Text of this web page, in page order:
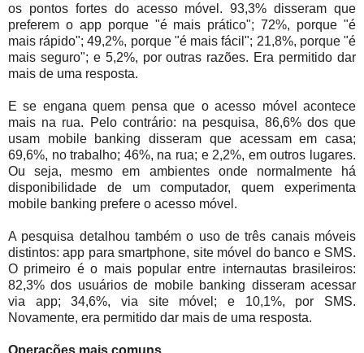
os pontos fortes do acesso móvel. 93,3% disseram que
preferem o app porque "é mais prático"; 72%, porque "é
mais rápido"; 49,2%, porque "é mais fácil"; 21,8%, porque "é
mais seguro"; e 5,2%, por outras razões. Era permitido dar
mais de uma resposta.
E se engana quem pensa que o acesso móvel acontece
mais na rua. Pelo contrário: na pesquisa, 86,6% dos que
usam mobile banking disseram que acessam em casa;
69,6%, no trabalho; 46%, na rua; e 2,2%, em outros lugares.
Ou seja, mesmo em ambientes onde normalmente há
disponibilidade de um computador, quem experimenta
mobile banking prefere o acesso móvel.
A pesquisa detalhou também o uso de três canais móveis
distintos: app para smartphone, site móvel do banco e SMS.
O primeiro é o mais popular entre internautas brasileiros:
82,3% dos usuários de mobile banking disseram acessar
via app; 34,6%, via site móvel; e 10,1%, por SMS.
Novamente, era permitido dar mais de uma resposta.
Operações mais comuns